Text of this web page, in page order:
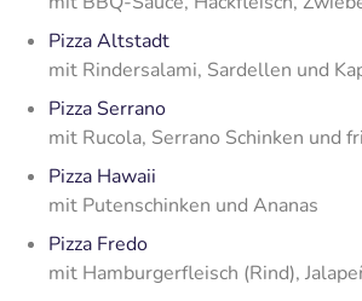
Pizza Altstadt
mit Rindersalami, Sardellen und
Pizza Serrano
mit Rucola, Serrano Schinken und
Pizza Hawaii
mit Putenschinken und Ananas
Pizza Fredo
mit Hamburgerfleisch (Rind),